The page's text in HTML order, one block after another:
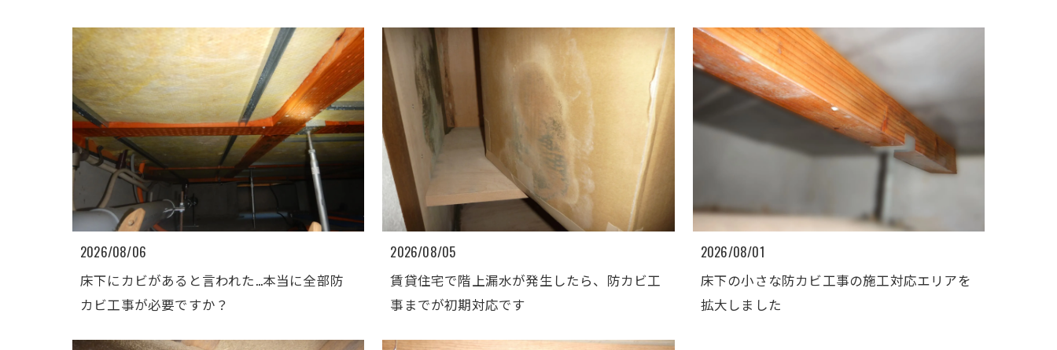
2026/08/06
床下にカビがあると言われた…本当に全部防
カビ工事が必要ですか？
2026/08/05
賃貸住宅で階上漏水が発生したら、防カビ工
事までが初期対応です
2026/08/01
床下の小さな防カビ工事の施工対応エリアを
拡大しました